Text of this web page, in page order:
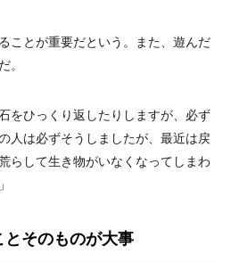
ことが重要だという。また、遊んだ
。
をひっくり返したりしますが、必ず
人は必ずそうしましたが、最近は戻
らして生き物がいなくなってしまわ
とそのものが大事